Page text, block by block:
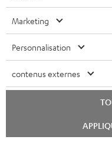
g
e
a
b
l
I
n
f
o
r
Informations
I
Garantie
Votre
Marketing
Personnalisation
contenus externes